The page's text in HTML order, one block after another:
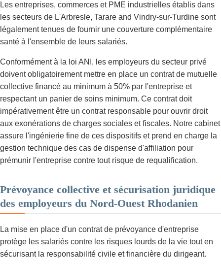
Les entreprises, commerces et PME industrielles établis dans
les secteurs de L'Arbresle, Tarare and Vindry-sur-Turdine sont
légalement tenues de fournir une couverture complémentaire
santé à l'ensemble de leurs salariés.
Conformément à la loi ANI, les employeurs du secteur privé
doivent obligatoirement mettre en place un contrat de mutuelle
collective financé au minimum à 50% par l'entreprise et
respectant un panier de soins minimum. Ce contrat doit
impérativement être un contrat responsable pour ouvrir droit
aux exonérations de charges sociales et fiscales. Notre cabinet
assure l'ingénierie fine de ces dispositifs et prend en charge la
gestion technique des cas de dispense d'affiliation pour
prémunir l'entreprise contre tout risque de requalification.
Prévoyance collective et sécurisation juridique
des employeurs du Nord-Ouest Rhodanien
La mise en place d'un contrat de prévoyance d'entreprise
protège les salariés contre les risques lourds de la vie tout en
sécurisant la responsabilité civile et financière du dirigeant.